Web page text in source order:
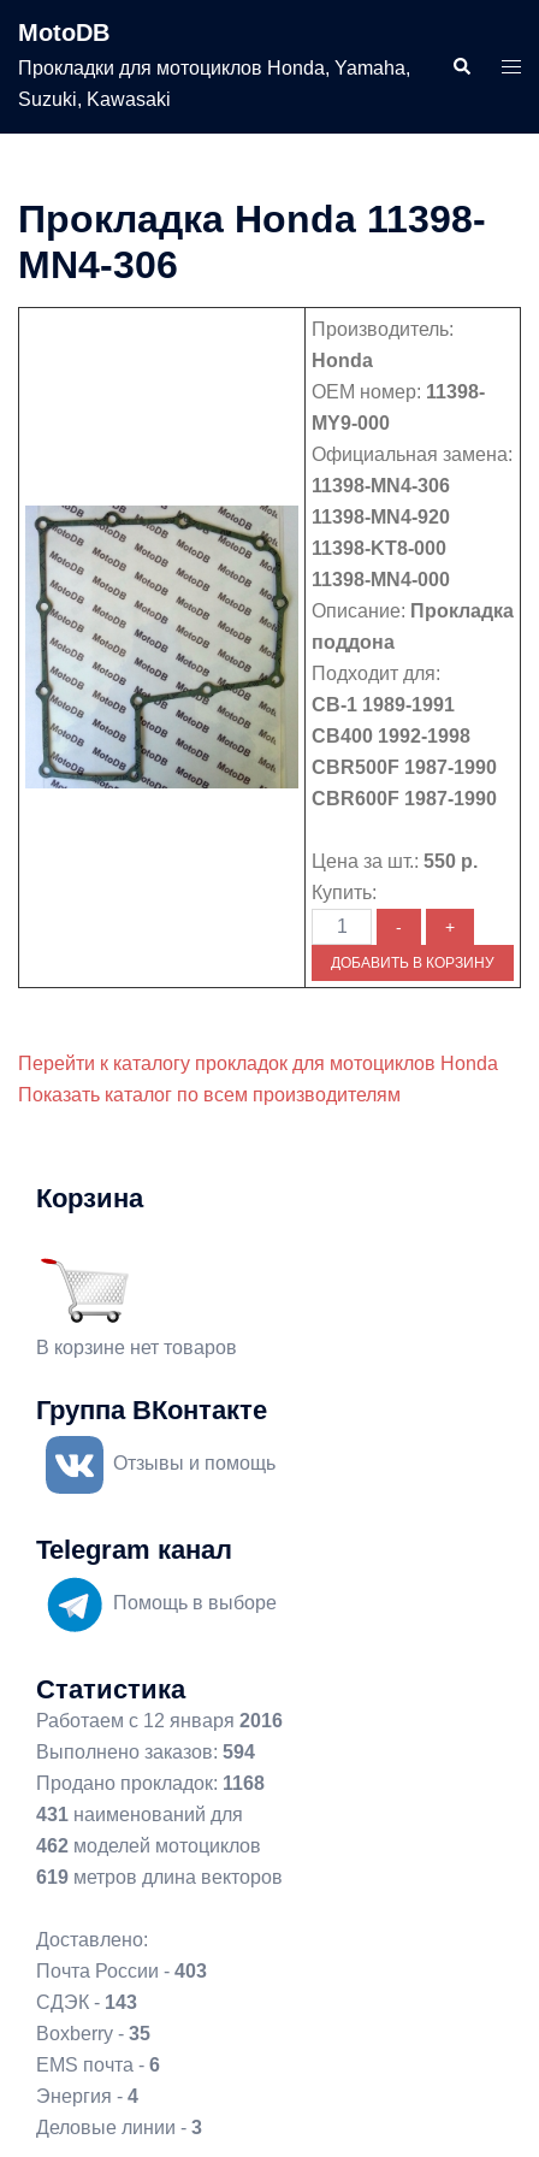
содержимому
MotoDB
Прокладки для мотоциклов Honda, Yamaha,
Suzuki, Kawasaki
Поиск
Прокладка Honda 11398-
MN4-306
Производитель:
Honda
OEM номер: 11398-
MY9-000
Официальная замена:
11398-MN4-306
11398-MN4-920
11398-KT8-000
11398-MN4-000
Описание: Прокладка
поддона
Подходит для:
CB-1 1989-1991
CB400 1992-1998
CBR500F 1987-1990
CBR600F 1987-1990
Цена за шт.: 550 р.
Купить:
Перейти к каталогу прокладок для мотоциклов Honda
Показать каталог по всем производителям
Корзина
В корзине нет товаров
Группа ВКонтакте
Отзывы и помощь
Telegram канал
Помощь в выборе
Статистика
Работаем с 12 января 2016
Выполнено заказов: 594
Продано прокладок: 1168
431 наименований для
462 моделей мотоциклов
619 метров длина векторов
Доставлено:
Почта России - 403
СДЭК - 143
Boxberry - 35
EMS почта - 6
Энергия - 4
Деловые линии - 3